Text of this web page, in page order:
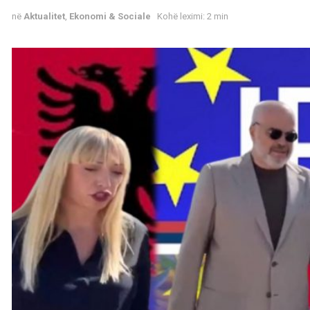
në Aktualitet Ekonomi & Sociale Kohë leximi: 2 min